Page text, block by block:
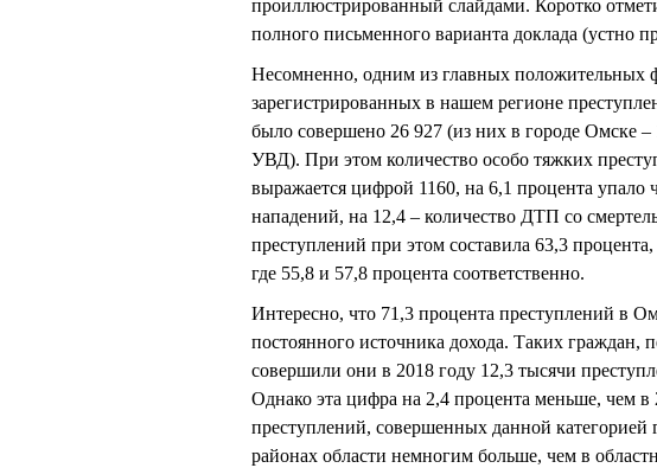
проиллюстрированный слайдами. Коротко
полного письменного варианта доклада (устно
Несомненно, одним из главных положительных
зарегистрированных в нашем регионе
было совершено 26 927 (из них в городе Омске –
УВД). При этом количество особо тяжких
выражается цифрой 1160, на 6,1 процента упало
нападений, на 12,4 – количество ДТП со
преступлений при этом составила 63,3
где 55,8 и 57,8 процента соответственно.
Интересно, что 71,3 процента преступлений в
постоянного источника дохода. Таких
совершили они в 2018 году 12,3 тысячи
Однако эта цифра на 2,4 процента меньше, чем
преступлений, совершенных данной
районах области немногим больше, чем в